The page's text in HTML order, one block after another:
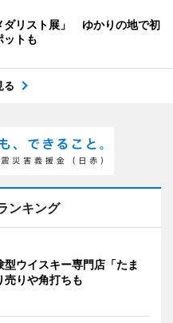
ダリスト展」 ゆかりの地で初
ットも
る
ンキング
ウイスキー専門店「たま
りや角打ちも